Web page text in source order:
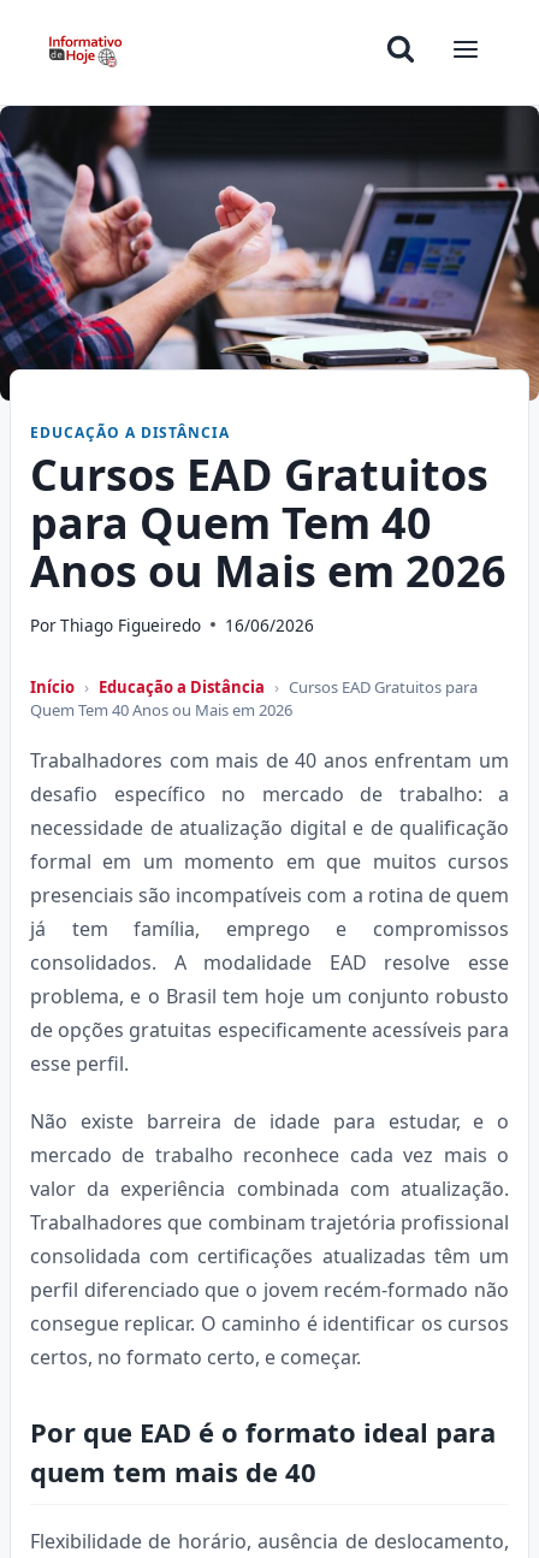
EDUCAÇÃO A DISTÂNCIA
Cursos EAD Gratuitos
para Quem Tem 40
Anos ou Mais em 2026
PorThiago Figueiredo 16/06/2026
Início › Educação a Distância › Cursos EAD Gratuitos para
Quem Tem 40 Anos ou Mais em 2026
Trabalhadores com mais de 40 anos enfrentam um
desafio específico no mercado de trabalho: a
necessidade de atualização digital e de qualificação
formal em um momento em que muitos cursos
presenciais são incompatíveis com a rotina de quem
já tem família, emprego e compromissos
consolidados. A modalidade EAD resolve esse
problema, e o Brasil tem hoje um conjunto robusto
de opções gratuitas especificamente acessíveis para
esse perfil.
Não existe barreira de idade para estudar, e o
mercado de trabalho reconhece cada vez mais o
valor da experiência combinada com atualização.
Trabalhadores que combinam trajetória profissional
consolidada com certificações atualizadas têm um
perfil diferenciado que o jovem recém-formado não
consegue replicar. O caminho é identificar os cursos
certos, no formato certo, e começar.
Por que EAD é o formato ideal para
quem tem mais de 40
Flexibilidade de horário, ausência de deslocamento,